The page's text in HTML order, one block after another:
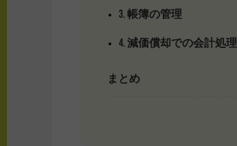
3. 帳簿の管理
4. 減価償却での会計処理
まとめ